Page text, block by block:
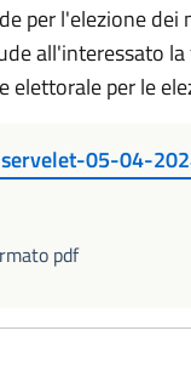
per l'elezione
all'interessato
elettorale per le
05-04-
pdf